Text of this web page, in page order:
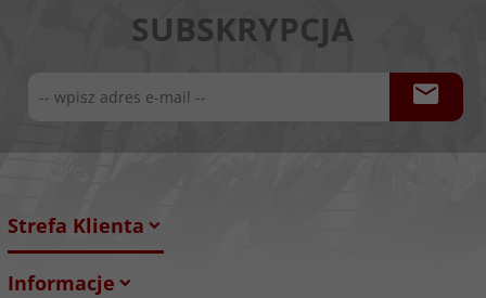
SUBSKRYPCJA
Strefa Klienta
Informacje